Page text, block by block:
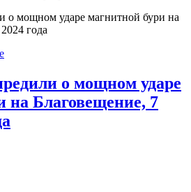
о мощном ударе
на Благовещение, 7